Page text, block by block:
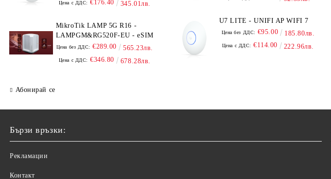
Цена с ДДС: €176.40 345.01лв.
MikroTik LAMP 5G R16 -
LAMPGM&RG520F-EU - eSIM
Цена без ДДС: €289.00 565.23лв.
Цена с ДДС: €346.80 678.28лв.
Абонирай се
U7 LITE - UNIFI AP WIFI 7
Цена без ДДС: €95.00 185.80лв.
Цена с ДДС: €114.00 222.96лв.
Бързи връзки:
Рекламации
Контакт